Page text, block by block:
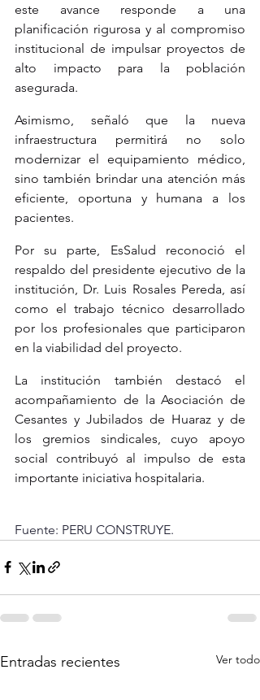
este avance responde a una
planificación rigurosa y al compromiso
institucional de impulsar proyectos de
alto impacto para la población
asegurada.
Asimismo, señaló que la nueva
infraestructura permitirá no solo
modernizar el equipamiento médico,
sino también brindar una atención más
eficiente, oportuna y humana a los
pacientes.
Por su parte, EsSalud reconoció el
respaldo del presidente ejecutivo de la
institución, Dr. Luis Rosales Pereda, así
como el trabajo técnico desarrollado
por los profesionales que participaron
en la viabilidad del proyecto.
La institución también destacó el
acompañamiento de la Asociación de
Cesantes y Jubilados de Huaraz y de
los gremios sindicales, cuyo apoyo
social contribuyó al impulso de esta
importante iniciativa hospitalaria.
Fuente: PERU CONSTRUYE.
Entradas recientes Ver todo